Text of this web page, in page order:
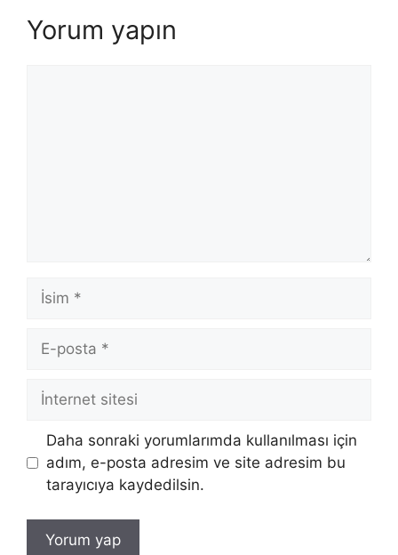
Yorum yapın
İsim
posta
İnternet
Daha sonraki yorumlarımda kullanılması için
adım, e-posta adresim ve site adresim bu
tarayıcıya kaydedilsin.